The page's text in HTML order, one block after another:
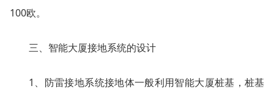
100欧。
三、智能大厦接地系统的设计
1、防雷接地系统接地体一般利用智能大厦桩基，桩基